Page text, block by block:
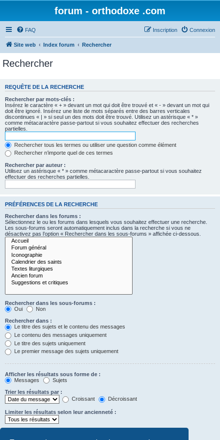
forum - orthodoxe .com
FAQ Connexion
Inscription
Site web Index forum Rechercher
Rechercher
REQUÊTE DE LA RECHERCHE
Rechercher par mots-clés :
Insérez le caractère « + » devant un mot qui doit être trouvé et « - » devant un mot qui
doit être ignoré. Insérez une liste de mots séparés entre des barres verticales
discontinues « | » si seul un des mots doit être trouvé. Utilisez un astérisque « * »
comme métacaractère passe-partout si vous souhaitez effectuer des recherches
partielles.
Rechercher tous les termes ou utiliser une question comme élément
Rechercher n’importe quel de ces termes
Rechercher par auteur :
Utilisez un astérisque « * » comme métacaractère passe-partout si vous souhaitez
effectuer des recherches partielles.
PRÉFÉRENCES DE LA RECHERCHE
Rechercher dans les forums :
Sélectionnez le ou les forums dans lesquels vous souhaitez effectuer une recherche.
Les sous-forums seront automatiquement inclus dans la recherche si vous ne
désactivez pas l’option « Rechercher dans les sous-forums » affichée ci-dessous.
Rechercher dans les sous-forums :
Oui
Non
Rechercher dans :
Le titre des sujets et le contenu des messages
Le contenu des messages uniquement
Le titre des sujets uniquement
Le premier message des sujets uniquement
Afficher les résultats sous forme de :
Messages
Sujets
Trier les résultats par :
Croissant
Décroissant
Limiter les résultats selon leur ancienneté :